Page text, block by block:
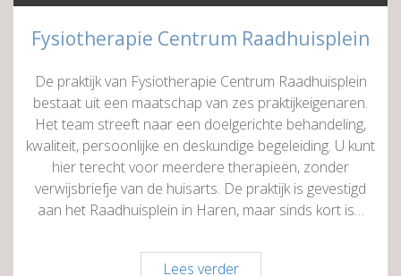
Fysiotherapie Centrum Raadhuisplein
De praktijk van Fysiotherapie Centrum Raadhuisplein
bestaat uit een maatschap van zes praktijkeigenaren.
Het team streeft naar een doelgerichte behandeling,
kwaliteit, persoonlijke en deskundige begeleiding. U kunt
hier terecht voor meerdere therapieën, zonder
verwijsbriefje van de huisarts. De praktijk is gevestigd
aan het Raadhuisplein in Haren, maar sinds kort is…
Lees verderFysiotherapie